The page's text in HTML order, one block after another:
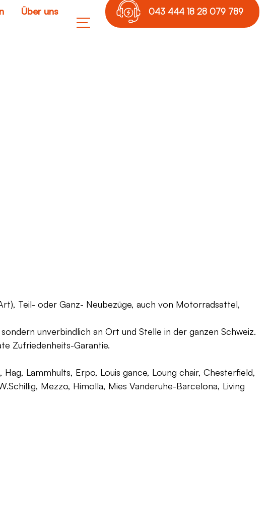
Über uns 043 444 18 28 079 789
Teil- oder Ganz- Neubezüge, auch von Motorradsattel,
unverbindlich an Ort und Stelle in der ganzen Schweiz.
Zufriedenheits-Garantie.
Lammhults, Erpo, Louis gance, Loung chair, Chesterfield,
Mezzo, Himolla, Mies Vanderuhe-Barcelona, Living